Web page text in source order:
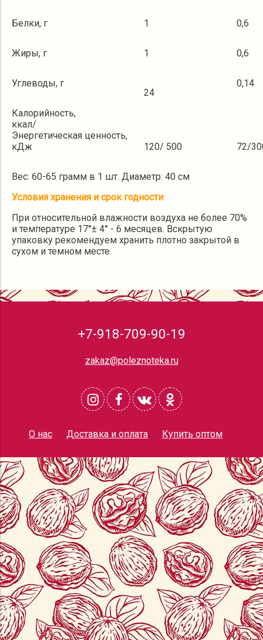
Белки, г 1 0,6
Жиры, г 1 0,6
Углеводы, г
24
0,14
Калорийность,
ккал/
Энергетическая ценность,
кДж
120/ 500 72/
Вес: 60-65 грамм в 1 шт. Диаметр: 40 см
Условия хранения и срок годности:
При относительной влажности воздуха не более 70%
и температуре 17°± 4° - 6 месяцев. Вскрытую
упаковку рекомендуем хранить плотно закрытой в
сухом и темном месте.
+7-918-709-90-19
zakaz@poleznoteka.ru
О нас Доставка и оплата Купить оптом